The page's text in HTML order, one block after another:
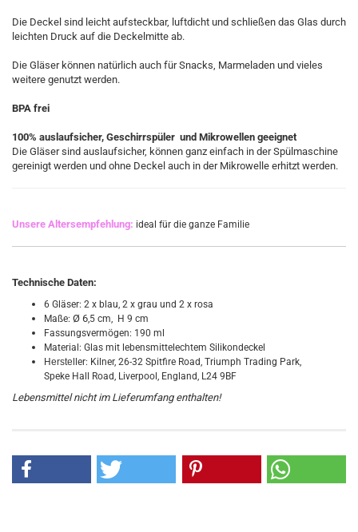
Die Deckel sind leicht aufsteckbar, luftdicht und schließen das Glas durch
leichten Druck auf die Deckelmitte ab.
Die Gläser können natürlich auch für Snacks, Marmeladen und vieles
weitere genutzt werden.
BPA frei
100% auslaufsicher, Geschirrspüler und Mikrowellen geeignet
Die Gläser sind auslaufsicher, können ganz einfach in der Spülmaschine
gereinigt werden und ohne Deckel auch in der Mikrowelle erhitzt werden.
Unsere Altersempfehlung: ideal für die ganze Familie
Technische Daten:
6 Gläser: 2 x blau, 2 x grau und 2 x rosa
Maße: Ø 6,5 cm, H 9 cm
Fassungsvermögen: 190 ml
Material: Glas mit lebensmittelechtem Silikondeckel
Herste ller: Kilner, 26-32 Spitfire Road, Triumph Trading Park,
Speke Hall Road, Liverpool, England, L24 9BF
Lebensmittel nicht im Lieferumfang enthalten!